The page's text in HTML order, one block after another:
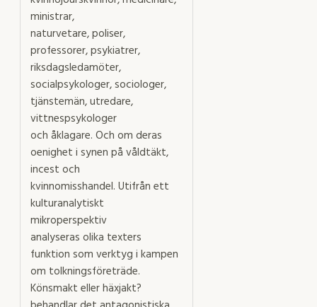
ministrar,
naturvetare, poliser,
professorer, psykiatrer,
riksdagsledamöter,
socialpsykologer, sociologer,
tjänstemän, utredare,
vittnespsykologer
och åklagare. Och om deras
oenighet i synen på våldtäkt,
incest och
kvinnomisshandel. Utifrån ett
kulturanalytiskt
mikroperspektiv
analyseras olika texters
funktion som verktyg i kampen
om tolkningsföreträde.
Könsmakt eller häxjakt?